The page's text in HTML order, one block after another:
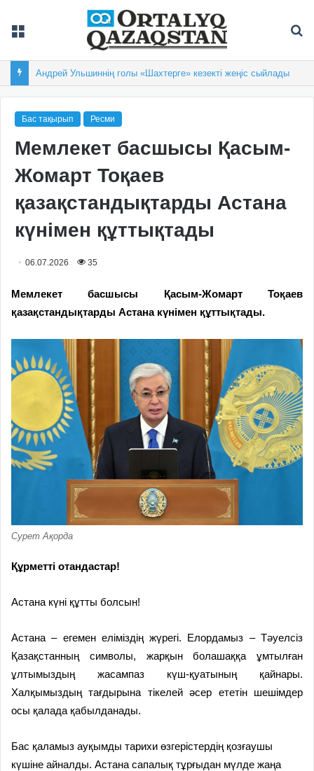
Андрей Ульшиннің голы «Шахтерге» кезекті жеңіс сыйлады
Бас тақырып Ресми
Мемлекет басшысы Қасым-
Жомарт Тоқаев
қазақстандықтарды Астана
күнімен құттықтады
06.07.2026 35
Мемлекет басшысы Қасым-Жомарт Тоқаев
қазақстандықтарды Астана күнімен құттықтады.
Сурет Ақорда
Құрметті отандастар!
Астана күні құтты болсын!
Астана – егемен еліміздің жүрегі. Елордамыз – Тәуелсіз
Қазақстанның символы, жарқын болашаққа ұмтылған
ұлтымыздың жасампаз күш-қуатының қайнары.
Халқымыздың тағдырына тікелей әсер ететін шешімдер
осы қалада қабылданады.
Бас қаламыз ауқымды тарихи өзгерістердің қозғаушы
күшіне айналды. Астана сапалық тұрғыдан мүлде жаңа